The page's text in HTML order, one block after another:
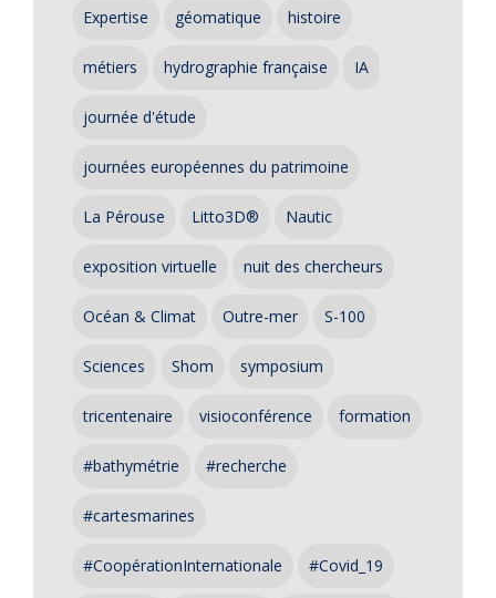
Expertise géomatique histoire
métiers hydrographie française IA
journée d'étude
journées européennes du patrimoine
La Pérouse Litto3D® Nautic
exposition virtuelle nuit des chercheurs
Océan & Climat Outre-mer S-100
Sciences Shom symposium
tricentenaire visioconférence formation
#bathymétrie #recherche
#cartesmarines
#CoopérationInternationale #Covid_19